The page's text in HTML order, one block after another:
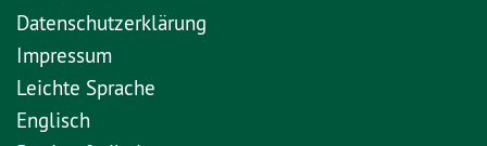
Datenschutzerklärung
Impressum
Leichte Sprache
Englisch